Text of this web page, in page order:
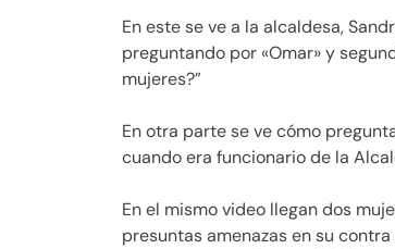
En este se ve a la alcaldesa,
preguntando por «Omar» y
mujeres?”
En otra parte se ve cómo
cuando era funcionario de la
En el mismo video llegan dos
presuntas amenazas en su